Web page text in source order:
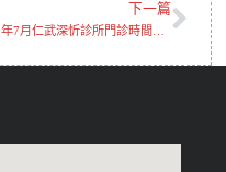
下一篇